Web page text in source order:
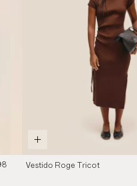
Vestido Roge Tricot